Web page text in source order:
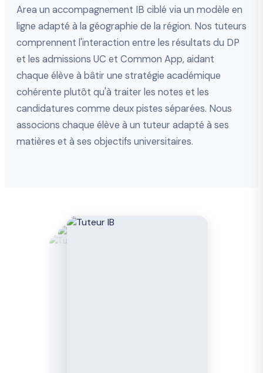
Area un accompagnement IB ciblé via un modèle en
ligne adapté à la géographie de la région. Nos tuteurs
comprennent l'interaction entre les résultats du DP
et les admissions UC et Common App, aidant
chaque élève à bâtir une stratégie académique
cohérente plutôt qu'à traiter les notes et les
candidatures comme deux pistes séparées. Nous
associons chaque élève à un tuteur adapté à ses
matières et à ses objectifs universitaires.